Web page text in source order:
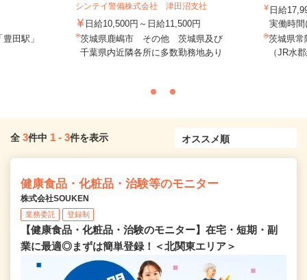
田駅」
シンテイ警備株式会社 津田沼支社
日給10,500円～日給11,500円
茨城県鹿嶋市 その他 茨城県及び
千葉県内近隣各所に多数勤務地あり
日給
実働時
茨城県常
（JR水
全 3件中 1 - 3件を表示
健康食品・化粧品・治験等のモニター
株式会社SOUKEN
業務委託 登録制
【健康食品・化粧品・治験のモニター】在宅・短期・副
業に最適◎まずは簡単登録！＜北関東エリア＞